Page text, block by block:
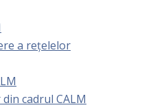
a rețelelor
cadrul CALM